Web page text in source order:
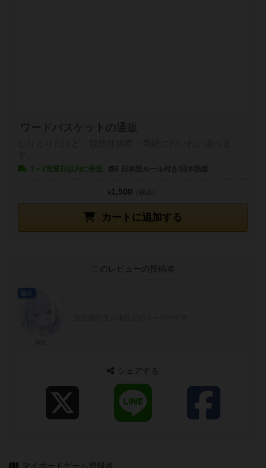
ワードバスケットの通販
1～2営業日以内に発送
カートに追加する
¥1,500 （税込）
このレビューの投稿者
国王
シェアする
マイボードゲーム登録者